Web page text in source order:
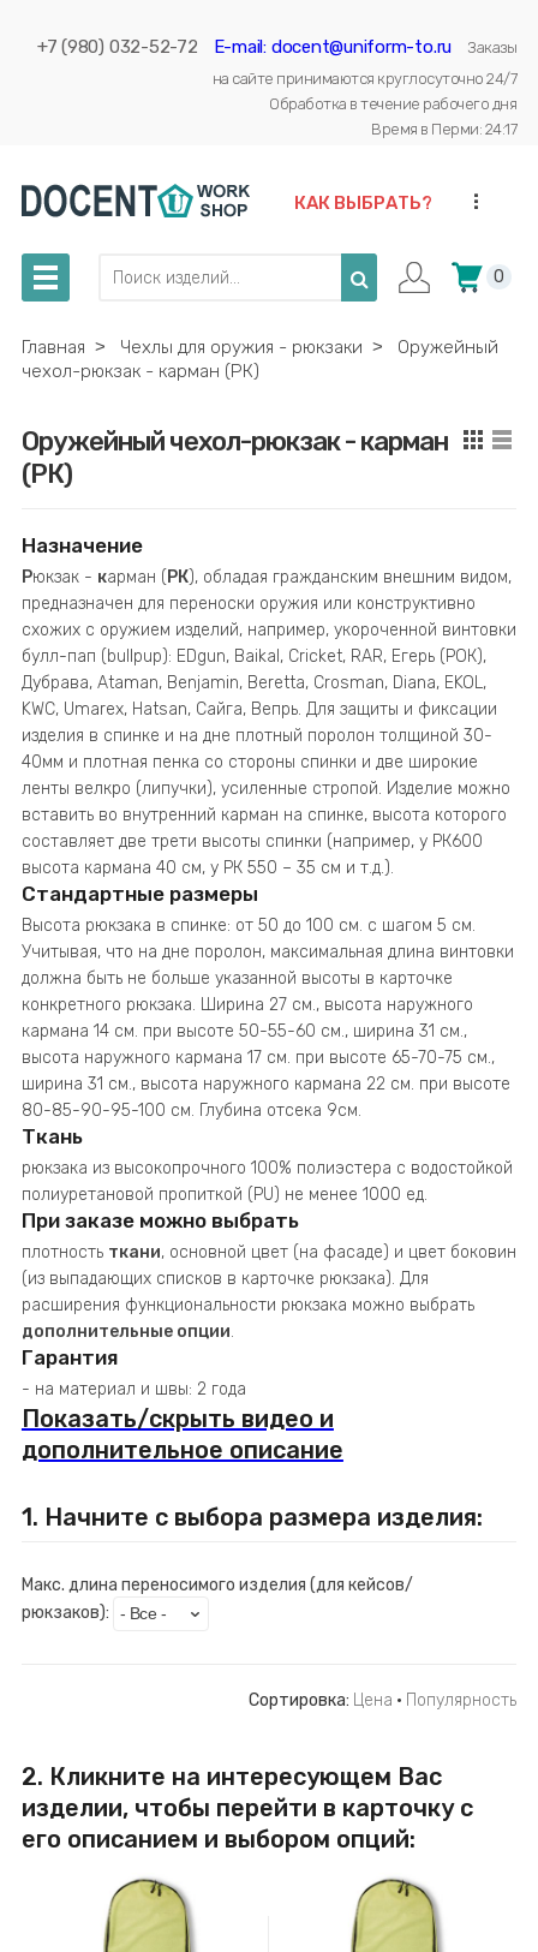
+7 (980) 032-52-72 E-mail: docent@uniform-to.ru
Заказы
на сайте принимаются круглосуточно 24/7
Обработка в течение рабочего дня
Время в Перми: 24:17
КАК ВЫБРАТЬ? ...
0
Главная ˃ Чехлы для оружия - рюкзаки ˃
Оружейный
чехол-рюкзак - карман (РК)
Оружейный чехол-рюкзак - карман
(РК)
Назначение
Рюкзак - карман ( РК), обладая гражданским внешним видом,
предназначен для переноски оружия или конструктивно
схожих с оружием изделий, например, укороченной винтовки
булл-пап (bullpup): EDgun, Baikal, Cricket, RAR, Егерь (РОК),
Дубрава, Ataman, Benjamin, Beretta, Crosman, Diana, EKOL,
KWC, Umarex, Hatsan, Сайга, Вепрь. Для защиты и фиксации
изделия в спинке и на дне плотный поролон толщиной 30-
40мм и плотная пенка со стороны спинки и две широкие
ленты велкро (липучки), усиленные стропой. Изделие можно
вставить во внутренний карман на спинке, высота которого
составляет две трети высоты спинки (например, у РК600
высота кармана 40 см, у РК 550 – 35 см и т.д.).
Стандартные размеры
Высота рюкзака в спинке: от 50 до 100 см. с шагом 5 см.
Учитывая, что на дне поролон, максимальная длина винтовки
должна быть не больше указанной высоты в карточке
конкретного рюкзака. Ширина 27 см., высота наружного
кармана 14 см. при высоте 50-55-60 см., ширина 31 см.,
высота наружного кармана 17 см. при высоте 65-70-75 см.,
ширина 31 см., высота наружного кармана 22 см. при высоте
80-85-90-95-100 см. Глубина отсека 9см.
Ткань
рюкзака из высокопрочного 100% полиэстера с водостойкой
полиуретановой пропиткой (PU) не менее 1000 ед.
При заказе можно выбрать
плотность ткани, основной цвет (на фасаде) и цвет боковин
(из выпадающих списков в карточке рюкзака). Для
расширения функциональности рюкзака можно выбрать
дополнительные опции.
Гарантия
- на материал и швы: 2 года
Показать/скрыть видео и
дополнительное описание
1. Начните с выбора размера изделия:
Макс. длина переносимого изделия (для кейсов/
рюкзаков):
Сортировка: Цена · Популярность
2. Кликните на интересующем Вас
изделии, чтобы перейти в карточку с
его описанием и выбором опций: